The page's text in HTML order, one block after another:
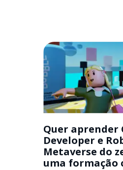
Quer aprender
Developer e
Metaverse do
uma formação